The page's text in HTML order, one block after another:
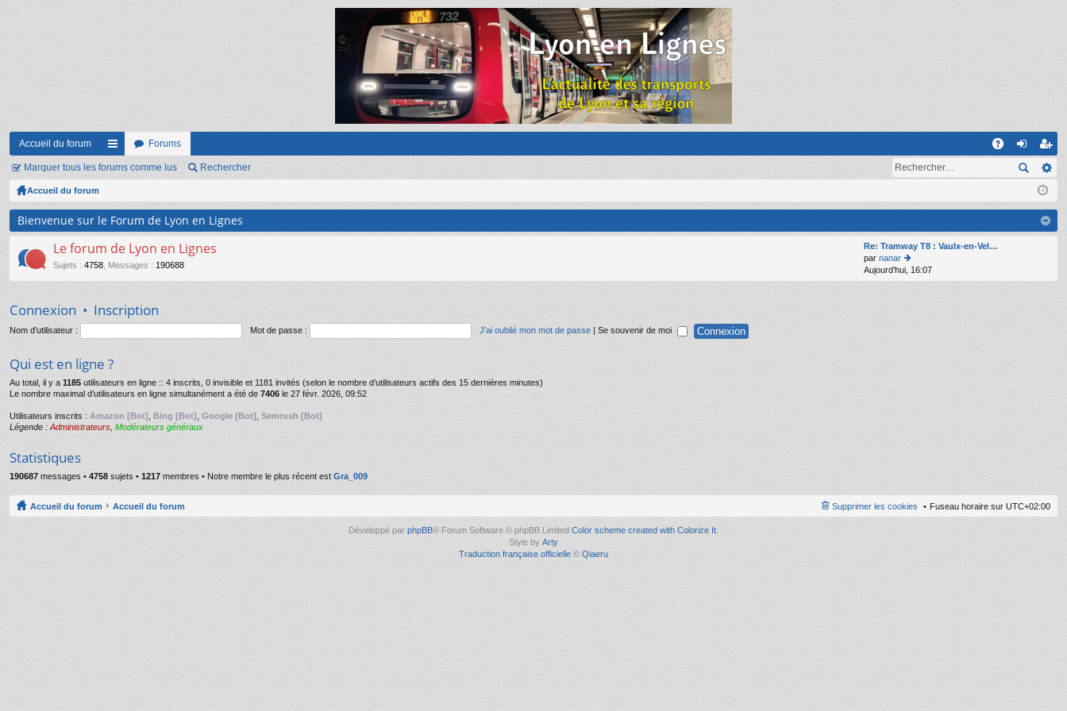
Accueil du forum
ac
ur
ci
s
Forums
on
on
ns
cri
pti
on
Marquer tous les forums comme lus Rechercher
Accueil du forum
Bienvenue sur le Forum de Lyon en Lignes
Le forum de Lyon en Lignes
Sujets : 4758 Messages : 190688
Re: Tramway T8 : Vaulx-en-Vel…
par nanar
o
n
Aujourd’hui, 16:07
Connexion • Inscription
Nom d’utilisateur : Mot de passe : J’ai oublié mon mot de passe | Se souvenir de moi
Qui est en ligne ?
Au total, il y a 1185 utilisateurs en ligne :: 4 inscrits, 0 invisible et 1181 invités (selon le nombre d’utilisateurs actifs des 15 dernières minutes)
Le nombre maximal d’utilisateurs en ligne simultanément a été de 7406 le 27 févr. 2026, 09:52
Utilisateurs inscrits : Amazon [Bot] Bing [Bot] Google [Bot] Semrush [Bot]
Légende : Administrateurs Modérateurs généraux
Statistiques
190687 messages • 4758 sujets • 1217 membres • Notre membre le plus récent est Gra_009
Accueil du forum Accueil du forum Fuseau horaire sur UTC+02:00
Supprimer les cookies
Développé par phpBB® Forum Software © phpBB Limited Color scheme created with Colorize It
Style by Arty
Traduction française officielle © Qiaeru